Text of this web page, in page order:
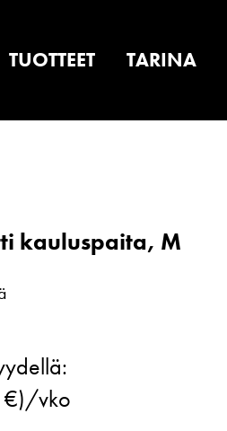
TUOTTEET TARINA
kauluspaita, M
€)/vko